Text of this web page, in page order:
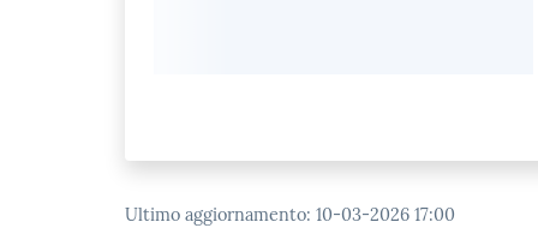
Ultimo aggiornamento: 10-03-2026 17:00